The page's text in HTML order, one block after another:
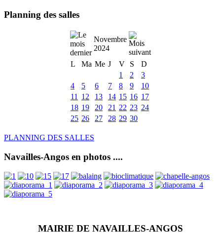
Planning des salles
Novembre
2024
L
Ma Me J V S
D
1
2
3
4
5 6 7 8 9
10
11
12 13 14 15 16 17
18 19 20 21 22 23 24
25 26 27 28 29 30
PLANNING DES SALLES
Navailles-Angos en photos ....
MAIRIE DE NAVAILLES-ANGOS